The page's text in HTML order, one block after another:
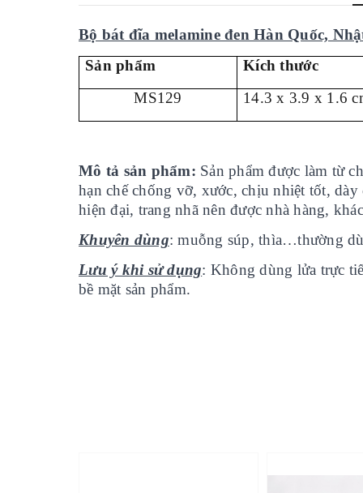
Bộ bát đĩa melamine đen Hàn Quốc,
Sản phẩm
Kích thước
MS129
14.3 x 3.9 x 1.6
Mô tả sản phẩm: Sản phẩm được làm từ
hạn chế chống vỡ, xước, chịu nhiệt tốt,
hiện đại, trang nhã nên được nhà hàng,
Khuyên dùng: muỗng súp, thìa…thường
Lưu ý khi sử dụng: Không dùng lửa trực
bề mặt sản phẩm.